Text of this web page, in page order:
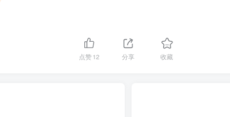
点赞12 分享 收藏